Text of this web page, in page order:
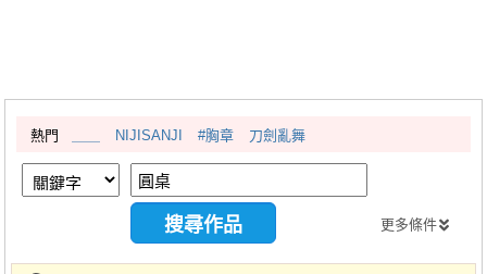
繪圖藝廊
交流中心
攤位轉讓區
會員中心
熱門 NIJISANJI #胸章 刀劍亂舞
更多條件